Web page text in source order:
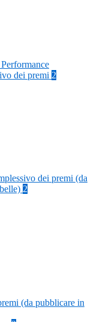
dei premi 2
dei premi (da
2
(da pubblicare in